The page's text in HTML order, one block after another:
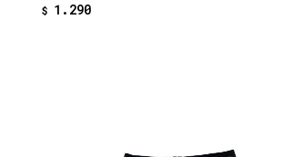
$ 1.290